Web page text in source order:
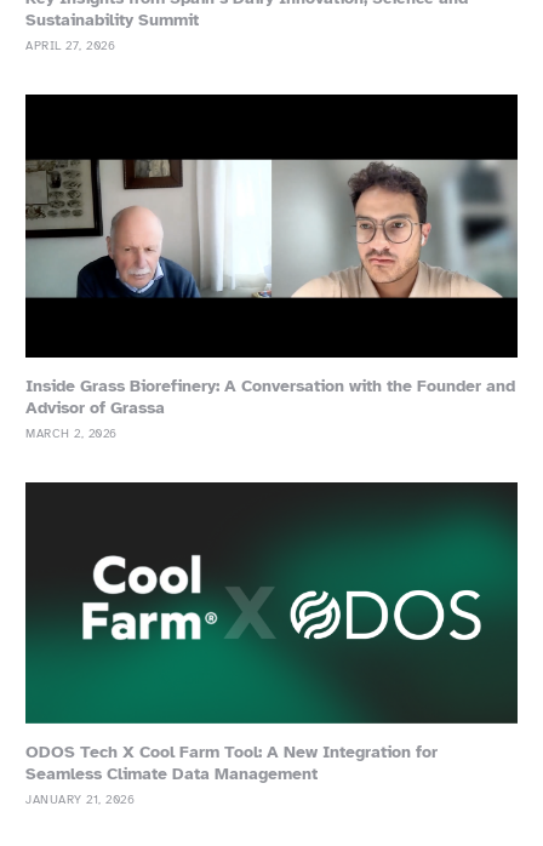
Sustainability Summit
APRIL 27, 2026
Inside Grass Biorefinery: A Conversation with the Founder and
Advisor of Grassa
MARCH 2, 2026
ODOS Tech X Cool Farm Tool: A New Integration for
Seamless Climate Data Management
JANUARY 21, 2026